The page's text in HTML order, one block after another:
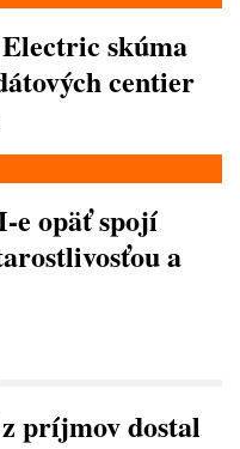
skúma
centier
e opäť spojí
a
príjmov dostal